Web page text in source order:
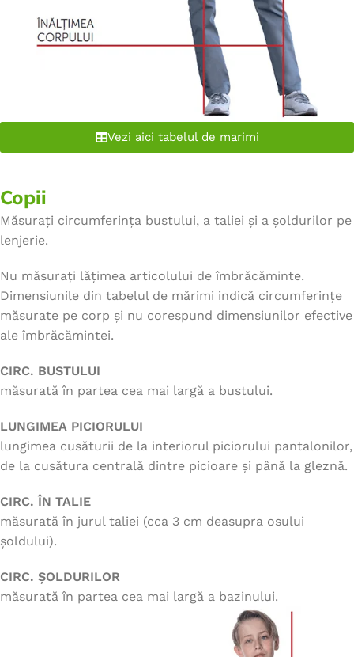
Vezi aici tabelul de marimi
Copii
Măsurați circumferința bustului, a taliei și a șoldurilor pe
lenjerie.
Nu măsurați lățimea articolului de îmbrăcăminte.
Dimensiunile din tabelul de mărimi indică circumferințe
măsurate pe corp și nu corespund dimensiunilor efective
ale îmbrăcămintei.
CIRC. BUSTULUI
măsurată în partea cea mai largă a bustului.
LUNGIMEA PICIORULUI
lungimea cusăturii de la interiorul piciorului pantalonilor,
de la cusătura centrală dintre picioare și până la gleznă.
CIRC. ÎN TALIE
măsurată în jurul taliei (cca 3 cm deasupra osului
șoldului).
CIRC. ȘOLDURILOR
măsurată în partea cea mai largă a bazinului.